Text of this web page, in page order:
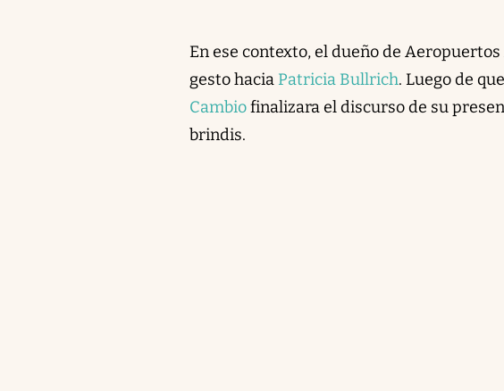
En ese contexto, el dueño de
gesto hacia Patricia Bullrich. Luego de
Cambiofinalizara el discurso de su
brindis.